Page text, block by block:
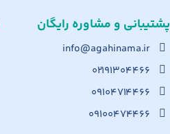
پشتیبانی و مشاوره رایگان
info@agahinama.ir
۰۲۱۹۱۳۰۴۴۶۶
۰۹۱۰۴۷۱۴۴۶۶
۰۹۱۰۰۴۷۴۴۶۶